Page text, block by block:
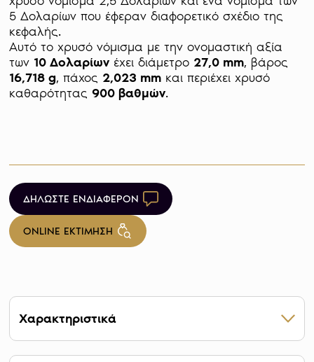
5 Δολαρίων που έφεραν διαφορετικό σχέδιο της
κεφαλής.
Αυτό το χρυσό νόμισμα με την ονομαστική αξία
των 10 Δολαρίων έχει διάμετρο 27,0 mm
16,718 g, πάχος 2,023 mm και περιέχει χρυσό
καθαρότητας 900 βαθμών.
ΔΗΛΩΣΤΕ ΕΝΔΙΑΦΕΡΟΝ
ONLINE ΕΚΤΙΜΗΣΗ
Χαρακτηριστικά
Βάρος 27,0 g